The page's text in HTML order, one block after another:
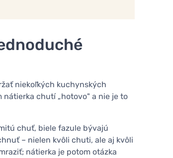
niekoľkých kuchynských
nátierka chutí „hotovo" a nie je to
chuť, biele fazule bývajú
– nielen kvôli chuti, ale aj kvôli
nátierka je potom otázka